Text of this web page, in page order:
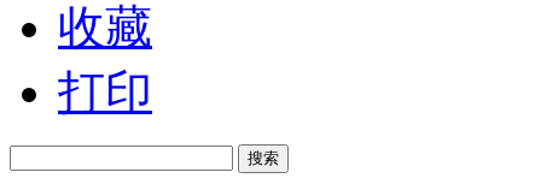
收藏
打印
搜索